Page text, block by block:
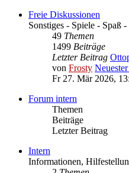
Freie Diskussionen
Sonstiges - Spiele - Spaß
49 Themen
1499 Beiträge
Letzter Beitrag
von Frosty
Fr 27. Mär 2026,
Forum intern
Themen
Beiträge
Letzter Beitrag
Intern
Informationen,